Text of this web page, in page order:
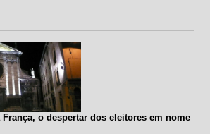
o despertar dos eleitores em nome